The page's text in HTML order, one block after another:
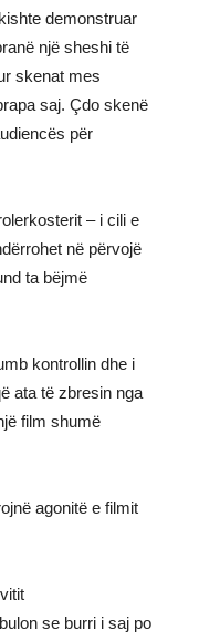
demonstruar
një sheshi të
skenat mes
saj. Çdo skenë
për
– i cili e
në përvojë
ta bëjmë
kontrollin dhe i
ata të zbresin nga
film shumë
agonitë e filmit
se burri i saj po